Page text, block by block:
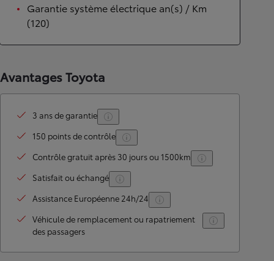
Garantie système électrique an(s) / Km
(120)
Avantages Toyota
3 ans de garantie
150 points de contrôle
Contrôle gratuit après 30 jours ou 1500km
Satisfait ou échangé
Assistance Européenne 24h/24
Véhicule de remplacement ou rapatriement
des passagers